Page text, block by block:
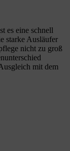
es eine schnell
starke Ausläufer
nicht zu groß
mit dem